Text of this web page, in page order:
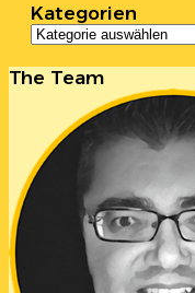
Kategorien
Kategorien
The Team